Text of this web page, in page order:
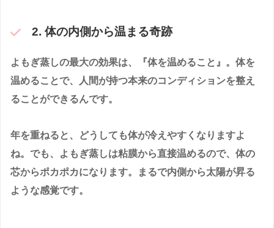
2. 体の内側から温まる奇跡
よもぎ蒸しの最大の効果は、『体を温めること』。体を
温めることで、人間が持つ本来のコンディションを整え
ることができるんです。
年を重ねると、どうしても体が冷えやすくなりますよ
ね。でも、よもぎ蒸しは粘膜から直接温めるので、体の
芯からポカポカになります。まるで内側から太陽が昇る
ような感覚です。